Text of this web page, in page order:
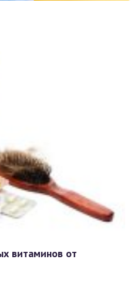
витаминов от